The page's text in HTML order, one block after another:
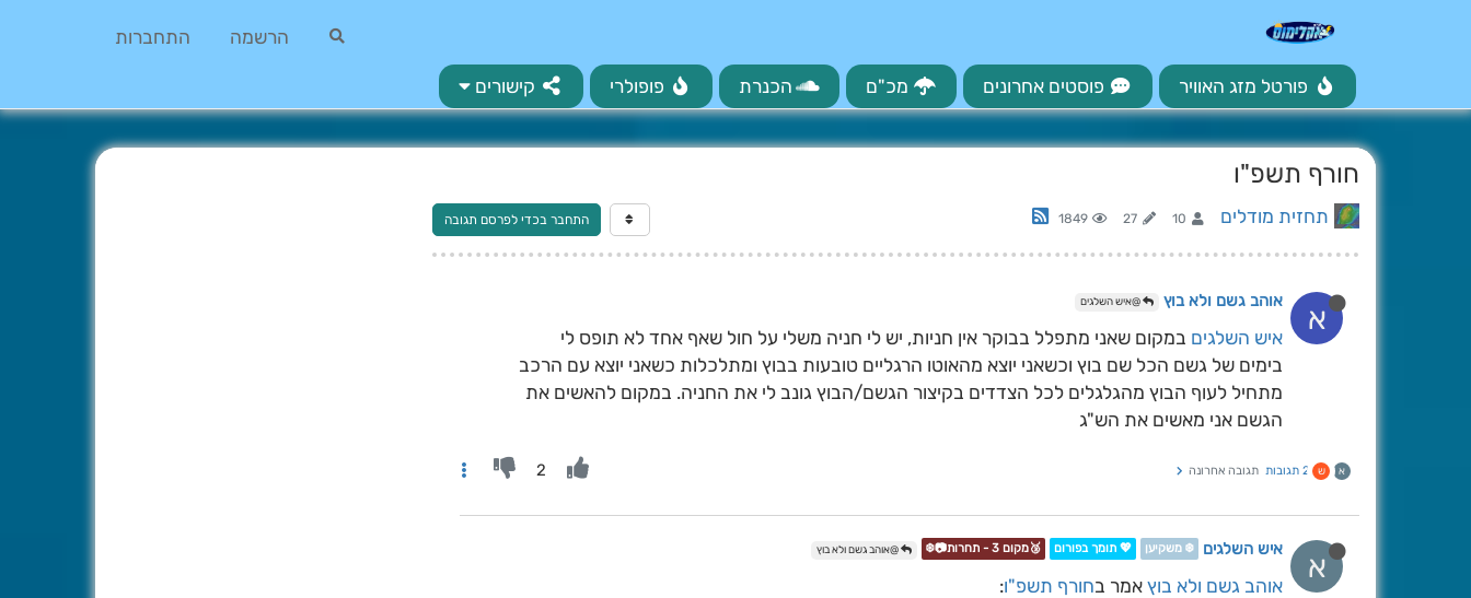
הרשמה התחברות
פורטל מזג האוויר פוסטים אחרונים מכ"ם הכנרת פופולרי קישורים
חורף תשפ"ו
תחזית מודלים 10
27
1849 התחבר בכדי לפרסם תגובה
א אוהב גשם ולא בוץ @איש השלגים
איש השלגים במקום שאני מתפלל בבוקר אין חניות, יש לי חניה משלי על חול שאף אחד לא תופס לי
בימים של גשם הכל שם בוץ וכשאני יוצא מהאוטו הרגליים טובעות בבוץ ומתלכלות כשאני יוצא עם הרכב
מתחיל לעוף הבוץ מהגלגלים לכל הצדדים בקיצור הגשם/הבוץ גונב לי את החניה. במקום להאשים את
הגשם אני מאשים את הש"ג
א ש 2 תגובות תגובה אחרונה 2
א איש השלגים ❄️ משקיען 💖 תומך בפורום 🥉מקום 3 - תחרות📷❄️ @אוהב גשם ולא בוץ
אוהב גשם ולא בוץ אמר בחורף תשפ"ו: